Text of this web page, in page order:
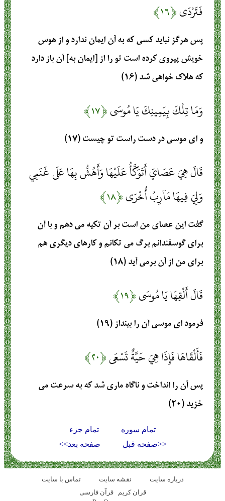
فَتَرْدَى﴿۱۶﴾
پس هرگز نبايد كسى كه به آن ايمان ندارد و از هوس
خويش پيروى كرده است تو را از [ايمان به] آن باز دارد
كه هلاك خواهى شد (۱۶)
وَمَا تِلْكَ بِيَمِينِكَ يَا مُوسَى﴿۱۷﴾
و اى موسى در دست راست تو چيست (۱۷)
قَالَ هِيَ عَصَايَ أَتَوَكَّأُ عَلَيْهَا وَأَهُشُّ بِهَا عَلَى غَنَمِي
وَلِيَ فِيهَا مَآرِبُ أُخْرَى﴿۱۸﴾
گفت اين عصاى من است بر آن تكيه مى‏ دهم و با آن
براى گوسفندانم برگ مى تكانم و كارهاى ديگرى هم
براى من از آن برمى ‏آيد (۱۸)
قَالَ أَلْقِهَا يَا مُوسَى﴿۱۹﴾
فرمود اى موسى آن را بينداز (۱۹)
فَأَلْقَاهَا فَإِذَا هِيَ حَيَّةٌ تَسْعَى﴿۲۰﴾
پس آن را انداخت و ناگاه مارى شد كه به سرعت مى
‏خزيد (۲۰)
تمام سوره
تمام جزء
<<صفحه قبل
صفحه بعد>>
تماس با سایت نقشه سايت
درباره سایت
قران کریم
قرآن فارسی